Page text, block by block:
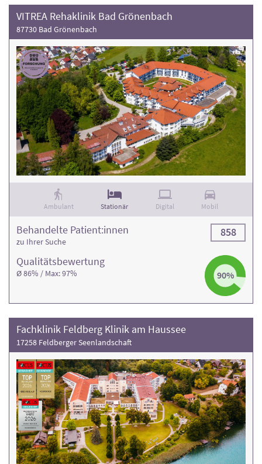
VITREA Rehaklinik Bad Grönenbach
87730 Bad Grönenbach
Ambulant Stationär Digital Mobil
Qualitäts­bewertung
Ø 86% / Max: 97% 90%
Behandelte Patient:innen
zu Ihrer Suche
858
Fachklinik Feldberg Klinik am Haussee
17258 Feldberger Seenlandschaft